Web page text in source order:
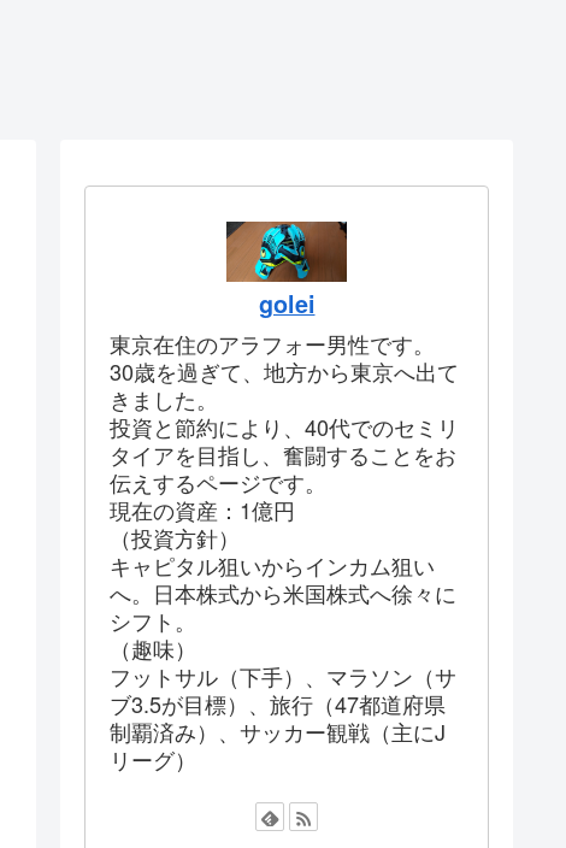
golei
東京在住のアラフォー男性です。
30歳を過ぎて、地方から東京へ出て
きました。
投資と節約により、40代でのセミリ
タイアを目指し、奮闘することをお
伝えするページです。
現在の資産：1億円
（投資方針）
キャピタル狙いからインカム狙い
へ。日本株式から米国株式へ徐々に
シフト。
（趣味）
フットサル（下手）、マラソン（サ
ブ3.5が目標）、旅行（47都道府県
制覇済み）、サッカー観戦（主にJ
リーグ）